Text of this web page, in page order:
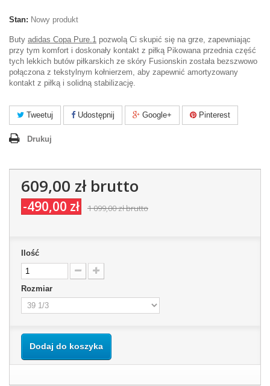
Stan: Nowy produkt
Buty adidas Copa Pure.1 pozwolą Ci skupić się na grze, zapewniając
przy tym komfort i doskonały kontakt z piłką Pikowana przednia część
tych lekkich butów piłkarskich ze skóry Fusionskin została bezszwowo
połączona z tekstylnym kołnierzem, aby zapewnić amortyzowany
kontakt z piłką i solidną stabilizację.
Tweetuj Udostępnij Google+ Pinterest
Drukuj
609,00 złbrutto
-490,00 zł 1 099,00 złbrutto
Ilość
Rozmiar
Dodaj do koszyka